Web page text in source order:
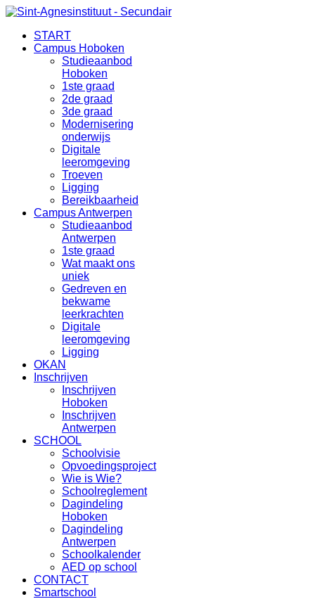
START
Campus Hoboken
Studieaanbod
Hoboken
1ste graad
2de graad
3de graad
Modernisering
onderwijs
Digitale
leeromgeving
Troeven
Ligging
Bereikbaarheid
Campus Antwerpen
Studieaanbod
Antwerpen
1ste graad
Wat maakt ons
uniek
Gedreven en
bekwame
leerkrachten
Digitale
leeromgeving
Ligging
OKAN
Inschrijven
Inschrijven
Hoboken
Inschrijven
Antwerpen
SCHOOL
Schoolvisie
Opvoedingsproject
Wie is Wie?
Schoolreglement
Dagindeling
Hoboken
Dagindeling
Antwerpen
Schoolkalender
AED op school
CONTACT
Smartschool